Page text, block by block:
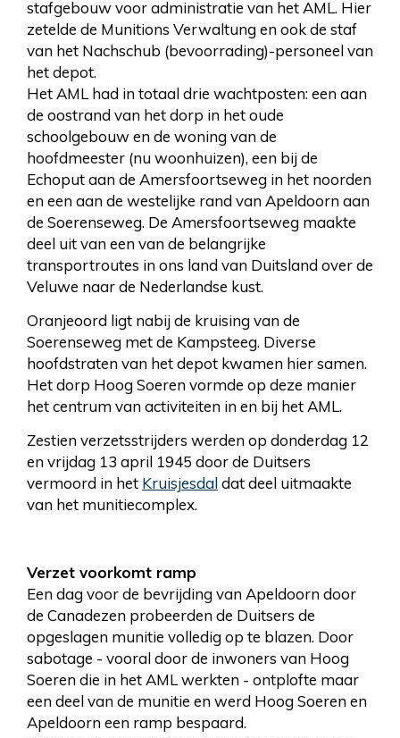
stafgebouw voor administratie van het AML. Hier
zetelde de Munitions Verwaltung en ook de staf
van het Nachschub (bevoorrading)-personeel van
het depot.
Het AML had in totaal drie wachtposten: een aan
de oostrand van het dorp in het oude
schoolgebouw en de woning van de
hoofdmeester (nu woonhuizen), een bij de
Echoput aan de Amersfoortseweg in het noorden
en een aan de westelijke rand van Apeldoorn aan
de Soerenseweg. De Amersfoortseweg maakte
deel uit van een van de belangrijke
transportroutes in ons land van Duitsland over de
Veluwe naar de Nederlandse kust.
Oranjeoord ligt nabij de kruising van de
Soerenseweg met de Kampsteeg. Diverse
hoofdstraten van het depot kwamen hier samen.
Het dorp Hoog Soeren vormde op deze manier
het centrum van activiteiten in en bij het AML.
Zestien verzetsstrijders werden op donderdag 12
en vrijdag 13 april 1945 door de Duitsers
vermoord in het Kruisjesdaldat deel uitmaakte
van het munitiecomplex.
Verzet voorkomt ramp
Een dag voor de bevrijding van Apeldoorn door
de Canadezen probeerden de Duitsers de
opgeslagen munitie volledig op te blazen. Door
sabotage - vooral door de inwoners van Hoog
Soeren die in het AML werkten - ontplofte maar
een deel van de munitie en werd Hoog Soeren en
Apeldoorn een ramp bespaard.